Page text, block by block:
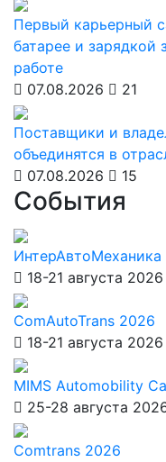
Первый карьерный
батарее и зарядкой
работе
07.08.2026
21
Поставщики и
объединятся в
07.08.2026
15
События
18-21 августа 2026
ComAutoTrans 2026
18-21 августа 2026
MIMS Automobility
25-28 августа
Comtrans 2026